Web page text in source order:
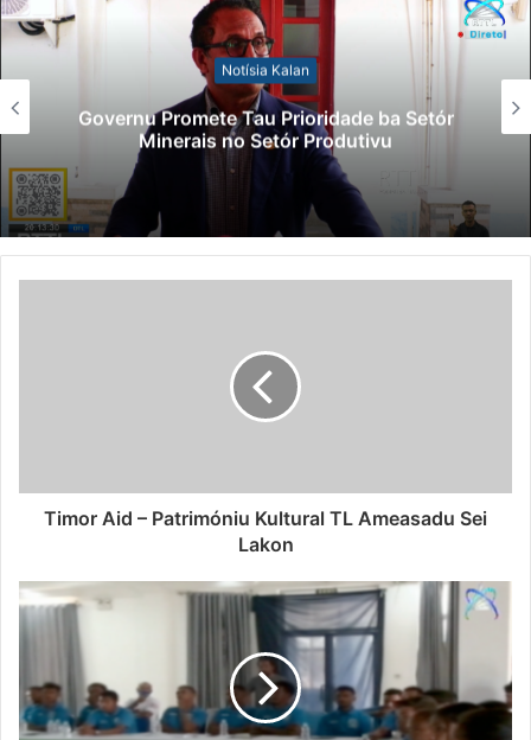
Notísia Kalan
Governu Promete Tau Prioridade ba Setór
Minerais no Setór Produtivu
Timor Aid – Patrimóniu Kultural TL Ameasadu Sei
Lakon